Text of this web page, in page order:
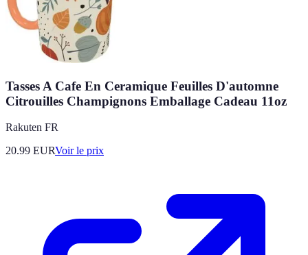
Tasses A Cafe En Ceramique Feuilles D'automne
Citrouilles Champignons Emballage Cadeau 11oz
Rakuten FR
20.99 EURVoir le prix